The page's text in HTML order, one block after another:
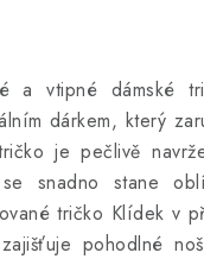
a vtipné dámské
dárkem, který
je pečlivě
snadno stane
tričko Klídek v
pohodlné